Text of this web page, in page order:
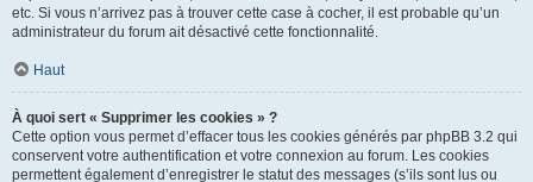
etc. Si vous n’arrivez pas à trouver cette case à cocher, il est probable qu’un
administrateur du forum ait désactivé cette fonctionnalité.
Haut
À quoi sert « Supprimer les cookies » ?
Cette option vous permet d’effacer tous les cookies générés par phpBB 3.2 qui
conservent votre authentification et votre connexion au forum. Les cookies
permettent également d’enregistrer le statut des messages (s’ils sont lus ou